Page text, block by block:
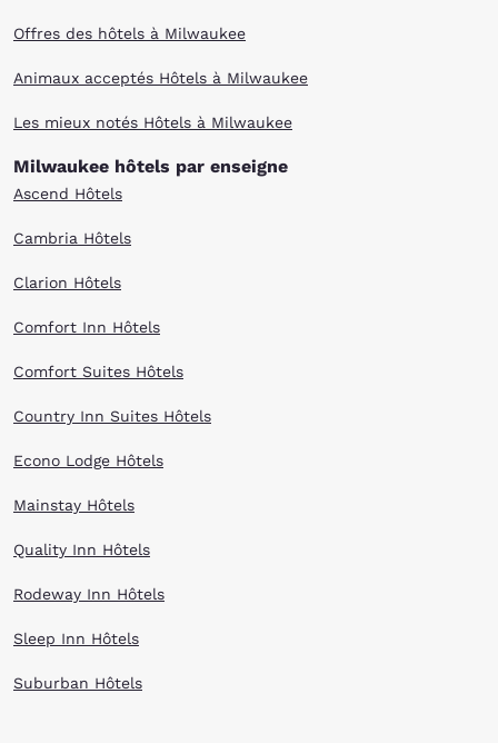
Offres des hôtels à Milwaukee
Animaux acceptés Hôtels à Milwaukee
Les mieux notés Hôtels à Milwaukee
Milwaukee hôtels par enseigne
Ascend Hôtels
Cambria Hôtels
Clarion Hôtels
Comfort Inn Hôtels
Comfort Suites Hôtels
Country Inn Suites Hôtels
Econo Lodge Hôtels
Mainstay Hôtels
Quality Inn Hôtels
Rodeway Inn Hôtels
Sleep Inn Hôtels
Suburban Hôtels